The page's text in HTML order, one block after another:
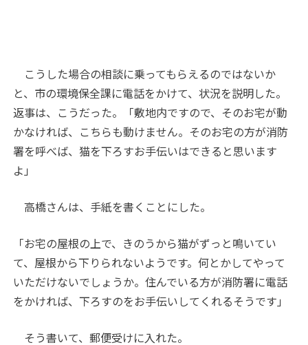
こうした場合の相談に乗ってもらえるのではないか
と、市の環境保全課に電話をかけて、状況を説明した。
返事は、こうだった。「敷地内ですので、そのお宅が動
かなければ、こちらも動けません。そのお宅の方が消防
署を呼べば、猫を下ろすお手伝いはできると思います
よ」
高橋さんは、手紙を書くことにした。
「お宅の屋根の上で、きのうから猫がずっと鳴いてい
て、屋根から下りられないようです。何とかしてやって
いただけないでしょうか。住んでいる方が消防署に電話
をかければ、下ろすのをお手伝いしてくれるそうです」
そう書いて、郵便受けに入れた。